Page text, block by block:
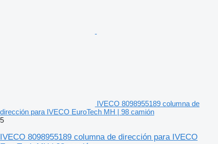
IVECO 8098955189 columna de
dirección para IVECO EuroTech MH | 98 camión
5
IVECO 8098955189 columna de dirección para IVECO